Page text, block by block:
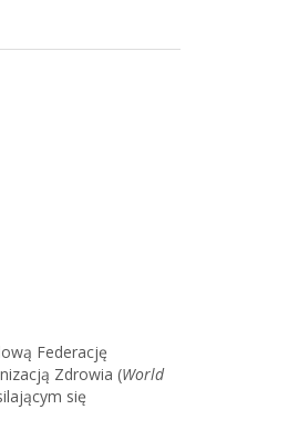
Federację
Zdrowia (World
się